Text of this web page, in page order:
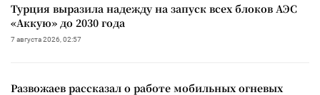
Турция выразила надежду на запуск всех блоков АЭС
«Аккую» до 2030 года
7 августа 2026, 02:57
Развожаев рассказал о работе мобильных огневых